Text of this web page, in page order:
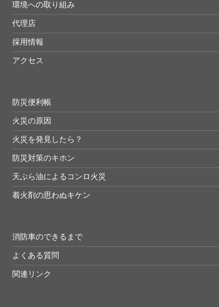
環境への取り組み
代理店
採用情報
アクセス
防災便利帳
火災の原因
火災を発見したら？
防災対策のキホン
天ぷら油によるコンロ火災
着火剤の思わぬキケン
消防車のできるまで
よくある質問
関連リンク